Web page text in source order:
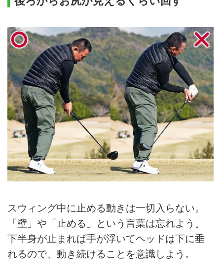
スウィング中に止める動きは一切入らない。
「壁」や「止める」という言葉は忘れよう。
下半身が止まれば手が浮いてヘッドは下に垂
れるので、動き続けることを意識しよう。